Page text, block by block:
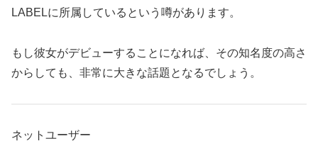
LABELに所属しているという噂があります。
もし彼女がデビューすることになれば、その知名度の高さ
からしても、非常に大きな話題となるでしょう。
ネットユーザー